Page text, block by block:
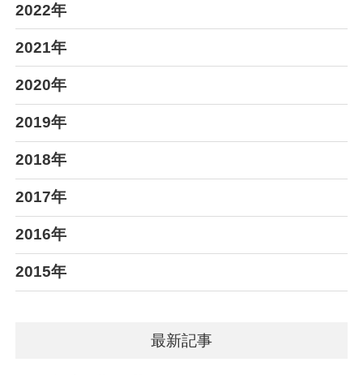
2022年
2021年
2020年
2019年
2018年
2017年
2016年
2015年
最新記事